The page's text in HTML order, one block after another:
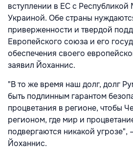
вступлении в ЕС с
Украиной. Обе страны
приверженности и твердой
Европейского союза и его
обеспечения своего
заявил Йоханнис.
"В то же время наш долг, долг
быть подлинным гарантом
процветания в регионе, чтобы
регионом, где мир и
подвергаются никакой угрозе",
Йоханнис.